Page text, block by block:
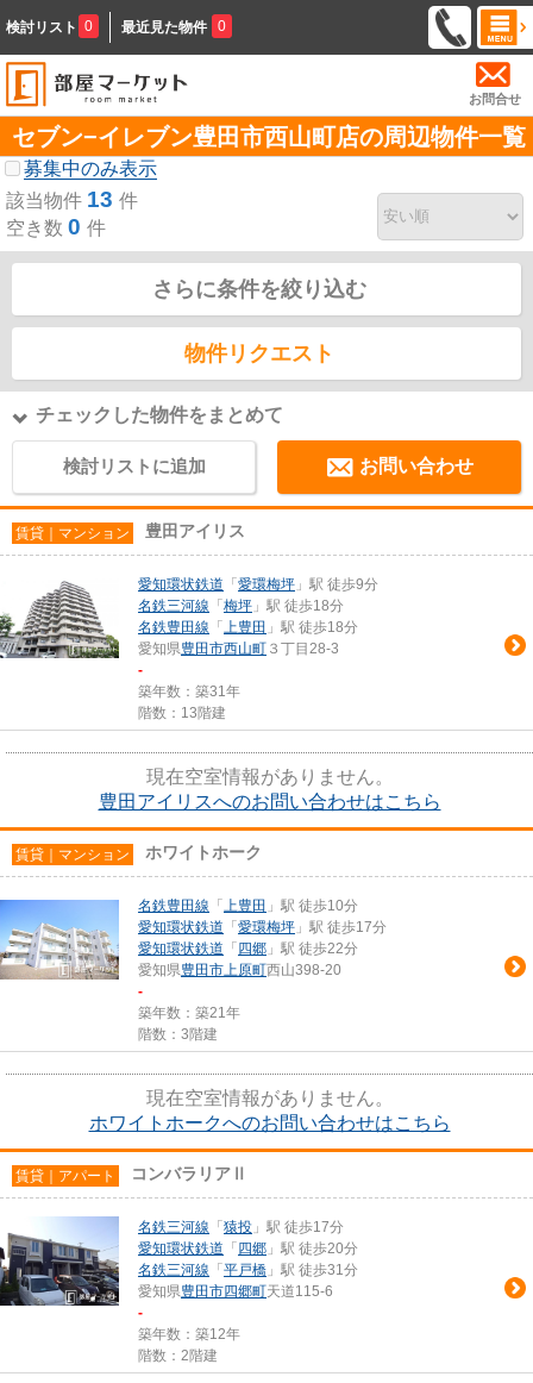
検討リスト 0 最近見た物件 0
お問合せ
セブン−イレブン豊田市西山町店の周辺物件一覧
募集中のみ表示
該当物件 13 件
空き数 0 件
さらに条件を絞り込む
物件リクエスト
チェックした物件をまとめて
検討リストに追加 お問い合わせ
賃貸｜マンション 豊田アイリス
愛知環状鉄道 「 愛環梅坪 」駅 徒歩9分
名鉄三河線 「 梅坪 」駅 徒歩18分
名鉄豊田線 「 上豊田 」駅 徒歩18分
愛知県豊田市西山町 ３丁目28-3
-
築年数：築31年
階数：13階建
現在空室情報がありません。
豊田アイリスへのお問い合わせはこちら
賃貸｜マンション ホワイトホーク
名鉄豊田線 「 上豊田 」駅 徒歩10分
愛知環状鉄道 「 愛環梅坪 」駅 徒歩17分
愛知環状鉄道 「 四郷 」駅 徒歩22分
愛知県豊田市上原町西山398-20
-
築年数：築21年
階数：3階建
現在空室情報がありません。
ホワイトホークへのお問い合わせはこちら
賃貸｜アパート コンバラリアⅡ
名鉄三河線 「 猿投 」駅 徒歩17分
愛知環状鉄道 「 四郷 」駅 徒歩20分
名鉄三河線 「 平戸橋 」駅 徒歩31分
愛知県豊田市四郷町天道115-6
-
築年数：築12年
階数：2階建